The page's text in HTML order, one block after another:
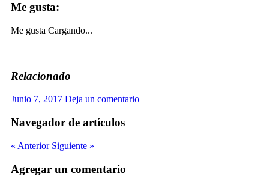
Me gusta:
Me gusta Cargando...
Relacionado
Junio 7, 2017 Deja un comentario
Navegador de artículos
« Anterior Siguiente »
Agregar un comentario